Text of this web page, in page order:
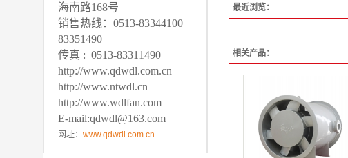
海南路168号
销售热线：0513-83344100
83351490
传真 : 0513-83311490
http://www.qdwdl.com.cn
http://www.ntwdl.cn
http://www.wdlfan.com
E-mail:qdwdl@163.com
网址： www.qdwdl.com.cn
最近浏览：
相关产品：